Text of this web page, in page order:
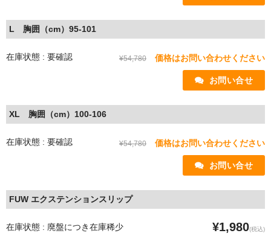
L 胸囲（cm）95-101
在庫状態 : 要確認 ¥54,780 価格はお問い合わせください
 お問い合せ
XL 胸囲（cm）100-106
在庫状態 : 要確認 ¥54,780 価格はお問い合わせください
 お問い合せ
FUW エクステンションスリップ
在庫状態 : 廃盤につき在庫稀少 ¥1,980(税込)